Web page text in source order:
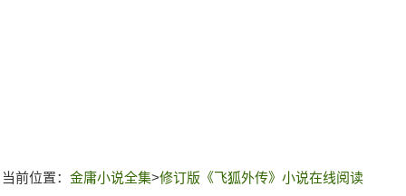
当前位置： 金庸小说全集>修订版《飞狐外传》小说在线阅读